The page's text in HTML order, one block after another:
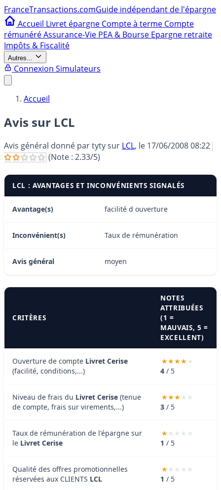
FranceTransactions.comGuide indépendant de l'épargne
Accueil Livret épargne Compte à terme Compte
rémunéréAssurance-Vie PEA & Bourse Epargne retraite
Impôts & Fiscalité
Autres...
Connexion Simulateurs
Accueil
Avis sur LCL
Avis général donné partytysur LCL, le 17/06/2008 08:22
(Note : 2.33/5)
LCL : AVANTAGES ET INCONVÉNIENTS SIGNALÉS
Avantage(s) facilité d ouverture
Inconvénient(s) Taux de rémunération
Avis général moyen
CRITÈRES
NOTES
ATTRIBUÉES
(1 =
MAUVAIS, 5 =
EXCELLENT)
Ouverture de compte Livret Cerise
(facilité, conditions,...)
4 / 5
Niveau de frais du Livret Cerise (tenue
de compte, frais sur virements,...)
3 / 5
Taux de rémunération de l'épargne sur
le Livret Cerise 1 / 5
Qualité des offres promotionnelles
réservées aux CLIENTS LCL 1 / 5